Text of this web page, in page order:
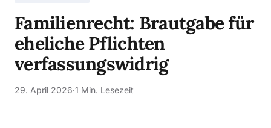
Familienrecht: Brautgabe für
eheliche Pflichten
verfassungswidrig
29. April 2026·1 Min. Lesezeit